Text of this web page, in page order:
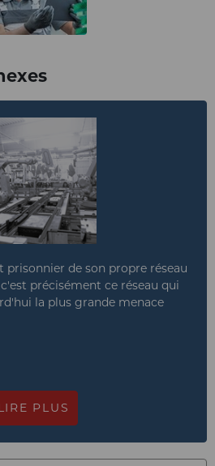
prisonnier de son propre réseau
précisément ce réseau qui
la plus grande menace
PLUS